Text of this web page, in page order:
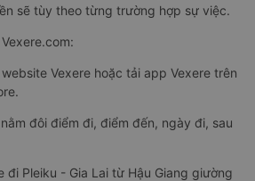
sẽ tùy theo từng trường hợp sự việc.
Vexere hoặc tải app Vexere trên
đôi điểm đi, điểm đến, ngày đi, sau
đi Pleiku - Gia Lai từ Hậu Giang giường